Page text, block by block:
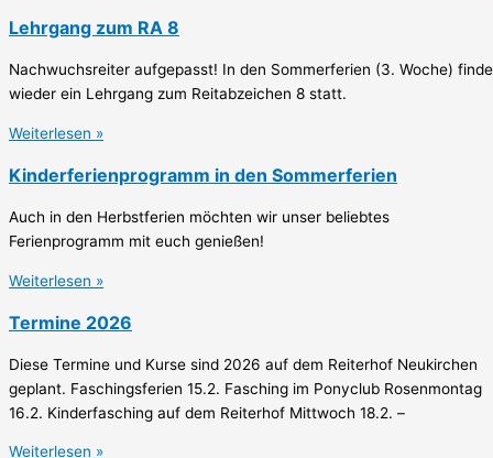
Lehrgang zum RA 8
Nachwuchsreiter aufgepasst! In den Sommerferien (3. Woche)
wieder ein Lehrgang zum Reitabzeichen 8 statt.
Weiterlesen »
Kinderferienprogramm in den Sommerferien
Auch in den Herbstferien möchten wir unser beliebtes
Ferienprogramm mit euch genießen!
Weiterlesen »
Termine 2026
Diese Termine und Kurse sind 2026 auf dem Reiterhof Neukirchen
geplant. Faschingsferien 15.2. Fasching im Ponyclub Rosenmontag
16.2. Kinderfasching auf dem Reiterhof Mittwoch 18.2. –
Weiterlesen »